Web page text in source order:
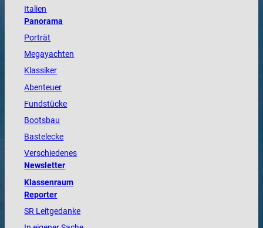
Italien
Panorama
Porträt
Megayachten
Klassiker
Abenteuer
Fundstücke
Bootsbau
Bastelecke
Verschiedenes
Newsletter
Klassenraum
Reporter
SR Leitgedanke